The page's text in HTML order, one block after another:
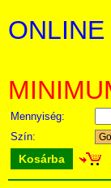
Mennyiség:
Szín:
Kosárba